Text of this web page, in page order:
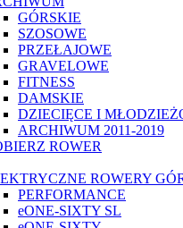
GÓRSKIE
SZOSOWE
PRZEŁAJOWE
GRAVELOWE
FITNESS
DAMSKIE
DZIECIĘCE I
ARCHIWUM 2011-2019
ROWER
ROWERY
PERFORMANCE
eONE-SIXTY SL